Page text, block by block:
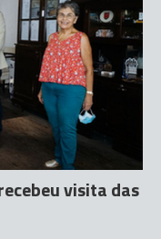
visita das